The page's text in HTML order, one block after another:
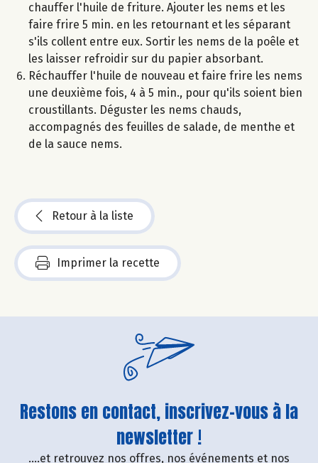
chauffer l'huile de friture. Ajouter les nems et les
faire frire 5 min. en les retournant et les séparant
s'ils collent entre eux. Sortir les nems de la poêle et
les laisser refroidir sur du papier absorbant.
Réchauffer l'huile de nouveau et faire frire les nems
une deuxième fois, 4 à 5 min., pour qu'ils soient bien
croustillants. Déguster les nems chauds,
accompagnés des feuilles de salade, de menthe et
de la sauce nems.
Retour à la liste
Imprimer la recette
Restons en contact, inscrivez-vous à la
newsletter !
....et retrouvez nos offres, nos événements et nos